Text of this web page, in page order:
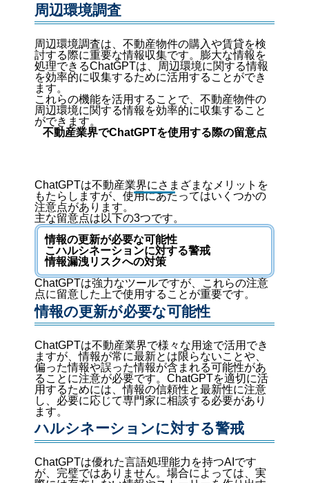
周辺環境調査
周辺環境調査は、不動産物件の購入や賃貸を検
討する際に重要な情報収集です。膨大な情報を
処理できるChatGPTは、周辺環境に関する情報
を効率的に収集するために活用することができ
ます。
これらの機能を活用することで、不動産物件の
周辺環境に関する情報を効率的に収集すること
ができます。
不動産業界でChatGPTを使用する際の留意点
ChatGPTは不動産業界にさまざまなメリットを
もたらしますが、使用にあたってはいくつかの
注意点があります。
主な留意点は以下の3つです。
情報の更新が必要な可能性
こハルシネーションに対する警戒
情報漏洩リスクへの対策
ChatGPTは強力なツールですが、これらの注意
点に留意した上で使用することが重要です。
情報の更新が必要な可能性
ChatGPTは不動産業界で様々な用途で活用でき
ますが、情報が常に最新とは限らないことや、
偏った情報や誤った情報が含まれる可能性があ
ることに注意が必要です。ChatGPTを適切に活
用するためには、情報の信頼性と最新性に注意
し、必要に応じて専門家に相談する必要があり
ます。
ハルシネーションに対する警戒
ChatGPTは優れた言語処理能力を持つAIです
が、完璧ではありません。場合によっては、実